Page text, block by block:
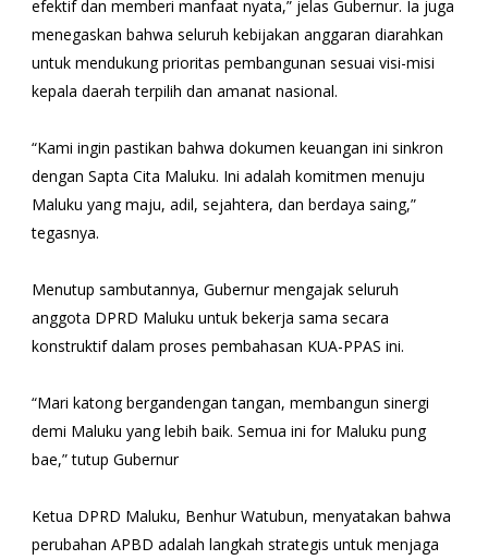
efektif dan memberi manfaat nyata,” jelas Gubernur. Ia juga
menegaskan bahwa seluruh kebijakan anggaran diarahkan
untuk mendukung prioritas pembangunan sesuai visi-misi
kepala daerah terpilih dan amanat nasional.
“Kami ingin pastikan bahwa dokumen keuangan ini sinkron
dengan Sapta Cita Maluku. Ini adalah komitmen menuju
Maluku yang maju, adil, sejahtera, dan berdaya saing,”
tegasnya.
Menutup sambutannya, Gubernur mengajak seluruh
anggota DPRD Maluku untuk bekerja sama secara
konstruktif dalam proses pembahasan KUA-PPAS ini.
“Mari katong bergandengan tangan, membangun sinergi
demi Maluku yang lebih baik. Semua ini for Maluku pung
bae,” tutup Gubernur
Ketua DPRD Maluku, Benhur Watubun, menyatakan bahwa
perubahan APBD adalah langkah strategis untuk menjaga